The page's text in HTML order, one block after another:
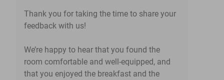
Thank you for taking the time to share your
feedback with us!
We’re happy to hear that you found the
room comfortable and well-equipped, and
that you enjoyed the breakfast and the